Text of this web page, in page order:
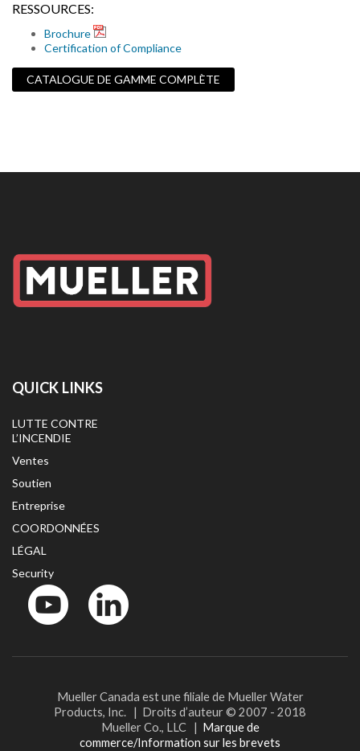
RESSOURCES:
Brochure
Certification of Compliance
CATALOGUE DE GAMME COMPLÈTE
QUICK LINKS
LUTTE CONTRE
L’INCENDIE
Ventes
Soutien
Entreprise
COORDONNÉES
LÉGAL
Security
Mueller Canada est une filiale de Mueller Water
Products, Inc. | Droits d’auteur © 2007 - 2018
Mueller Co., LLC | Marque de
commerce/Information sur les brevets